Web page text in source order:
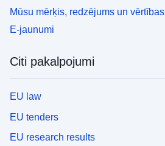
Mūsu mērķis, redzējums un vērtības
E-jaunumi
Citi pakalpojumi
EU law
EU tenders
EU research results